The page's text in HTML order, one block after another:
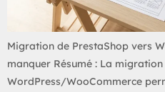
Migration de PrestaShop vers
manquer Résumé : La
WordPress/WooCommerce